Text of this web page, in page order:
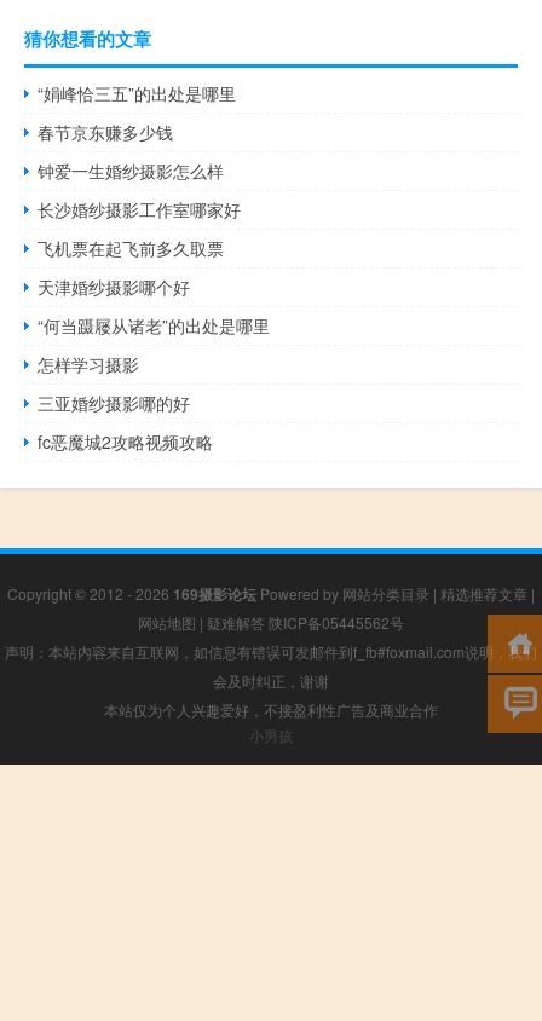
猜你想看的文章
“娟峰恰三五”的出处是哪里
春节京东赚多少钱
钟爱一生婚纱摄影怎么样
长沙婚纱摄影工作室哪家好
飞机票在起飞前多久取票
天津婚纱摄影哪个好
“何当蹑屦从诸老”的出处是哪里
怎样学习摄影
三亚婚纱摄影哪的好
fc恶魔城2攻略视频攻略
Copyright © 2012 - 2026 169摄影论坛 Powered by 网站分类目录 | 精选推荐文章 |
网站地图 | 疑难解答 陕ICP备05445562号
声明：本站内容来自互联网，如信息有错误可发邮件到f_fb#foxmail.com说明，我们
会及时纠正，谢谢
本站仅为个人兴趣爱好，不接盈利性广告及商业合作
小男孩